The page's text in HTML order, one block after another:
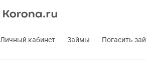
Личный кабинет Займы Погасить